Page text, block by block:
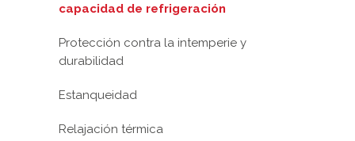
capacidad de refrigeración
Protección contra la intemperie y
durabilidad
Estanqueidad
Relajación térmica